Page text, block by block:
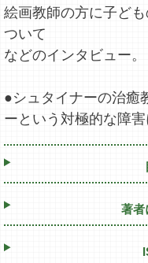
絵画教師の方に子ど
ついて
などのインタビュー。
●シュタイナーの治癒
ーという対極的な障害
著者